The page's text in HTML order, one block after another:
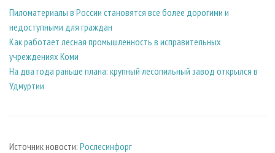
Пиломатериалы в России становятся все более дорогими и
недоступными для граждан
Как работает лесная промышленность в исправительных
учреждениях Коми
На два года раньше плана: крупный лесопильный завод открылся в
Удмуртии
Источник новости: Рослесинфорг